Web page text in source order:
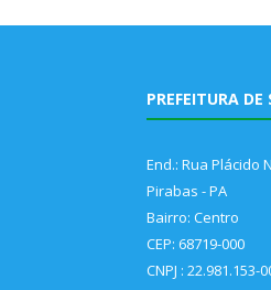
PREFEITURA
End.: Rua Plácido
Pirabas - PA
Bairro: Centro
CEP: 68719-000
CNPJ : 22.981.153-